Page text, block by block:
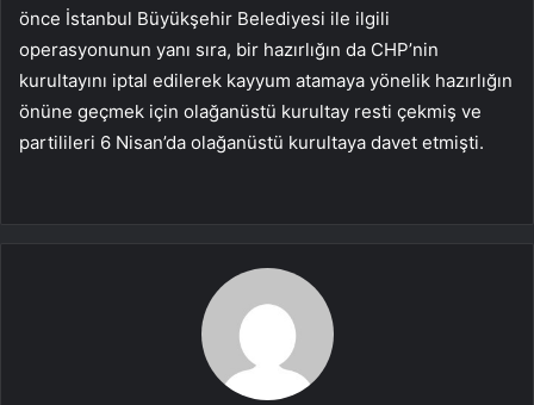
önce İstanbul Büyükşehir Belediyesi ile ilgili
operasyonunun yanı sıra, bir hazırlığın da CHP’nin
kurultayını iptal edilerek kayyum atamaya yönelik hazırlığın
önüne geçmek için olağanüstü kurultay resti çekmiş ve
partilileri 6 Nisan’da olağanüstü kurultaya davet etmişti.